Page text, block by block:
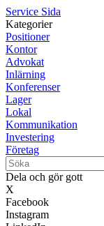
Service Sida
Kategorier
Positioner
Kontor
Advokat
Inlärning
Konferenser
Lager
Lokal
Kommunikation
Investering
Företag
Dela och gör gott
X
Facebook
Instagram